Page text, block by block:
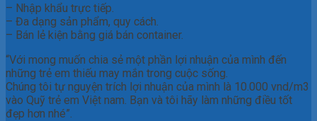
– Nhập khẩu trực tiếp.
– Đa dạng sản phẩm, quy cách.
– Bán lẻ kiện bằng giá bán container.
“Với mong muốn chia sẻ một phần lợi nhuận của mình đến
những trẻ em thiếu may mắn trong cuộc sống.
Chúng tôi tự nguyện trích lợi nhuận của mình là 10.000 vnd/m3
vào Quỹ trẻ em Việt nam. Bạn và tôi hãy làm những điều tốt
đẹp hơn nhé”.